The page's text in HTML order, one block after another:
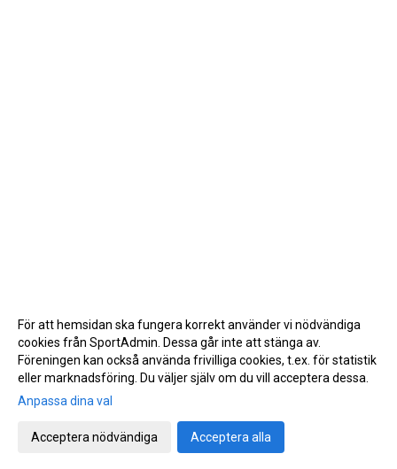
Gå till Webbversion
För att hemsidan ska fungera korrekt använder vi nödvändiga
cookies från SportAdmin. Dessa går inte att stänga av.
Föreningen kan också använda frivilliga cookies, t.ex. för statistik
eller marknadsföring. Du väljer själv om du vill acceptera dessa.
Anpassa dina val
Acceptera nödvändiga Acceptera alla